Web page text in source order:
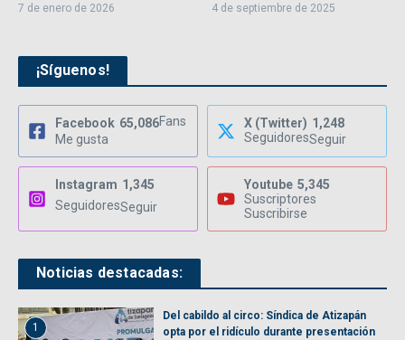
7 de enero de 2026 4 de septiembre de 2025
¡Síguenos!
Facebook 65,086Fans
Me gusta
X (Twitter) 1,248
SeguidoresSeguir
Instagram 1,345
SeguidoresSeguir
Youtube 5,345
Suscriptores
Suscribirse
Noticias destacadas:
1
Del cabildo al circo: Síndica de Atizapán
opta por el ridículo durante presentación